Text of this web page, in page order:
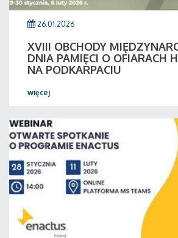
26.01.2026
XVIII OBCHODY
DNIA PAMIĘCI O OFIARACH
NA PODKARPACIU
więcej